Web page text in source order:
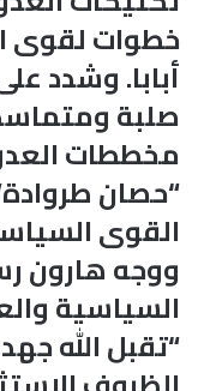
خطوات لقوى
أبابا. وشدد
صلبة
مخططات
“حصان
القوى
ووجه هارون
السياسية
“تقبل الله